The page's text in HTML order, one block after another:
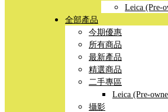
Leica (Pre-
全部產品
今期優惠
所有商品
最新產品
精選商品
二手專區
Leica (Pre-
攝影